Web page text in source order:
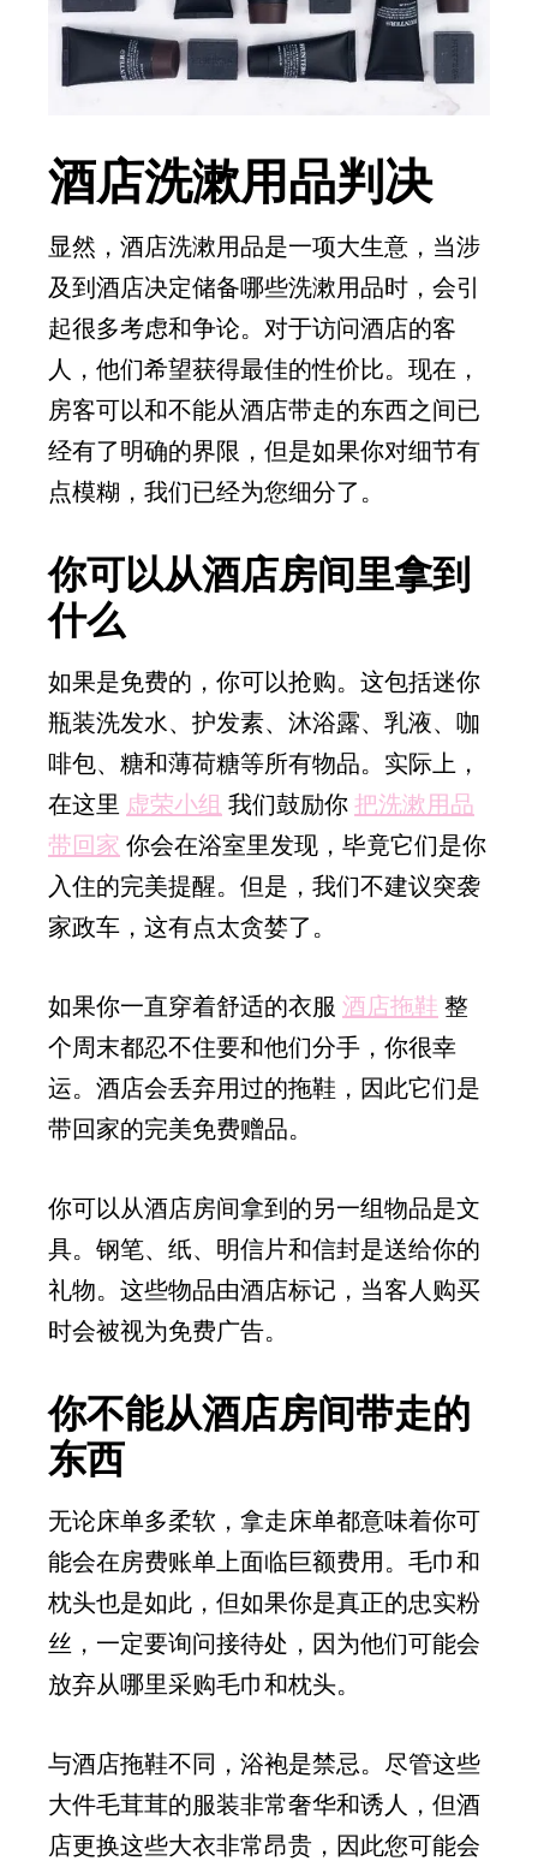
酒店洗漱用品判决
显然，酒店洗漱用品是一项大生意，当涉
及到酒店决定储备哪些洗漱用品时，会引
起很多考虑和争论。对于访问酒店的客
人，他们希望获得最佳的性价比。现在，
房客可以和不能从酒店带走的东西之间已
经有了明确的界限，但是如果你对细节有
点模糊，我们已经为您细分了。
你可以从酒店房间里拿到
什么
如果是免费的，你可以抢购。这包括迷你
瓶装洗发水、护发素、沐浴露、乳液、咖
啡包、糖和薄荷糖等所有物品。实际上，
在这里 虚荣小组 我们鼓励你 把洗漱用品
带回家 你会在浴室里发现，毕竟它们是你
入住的完美提醒。但是，我们不建议突袭
家政车，这有点太贪婪了。
如果你一直穿着舒适的衣服 酒店拖鞋 整
个周末都忍不住要和他们分手，你很幸
运。酒店会丢弃用过的拖鞋，因此它们是
带回家的完美免费赠品。
你可以从酒店房间拿到的另一组物品是文
具。钢笔、纸、明信片和信封是送给你的
礼物。这些物品由酒店标记，当客人购买
时会被视为免费广告。
你不能从酒店房间带走的
东西
无论床单多柔软，拿走床单都意味着你可
能会在房费账单上面临巨额费用。毛巾和
枕头也是如此，但如果你是真正的忠实粉
丝，一定要询问接待处，因为他们可能会
放弃从哪里采购毛巾和枕头。
与酒店拖鞋不同，浴袍是禁忌。尽管这些
大件毛茸茸的服装非常奢华和诱人，但酒
店更换这些大衣非常昂贵，因此您可能会